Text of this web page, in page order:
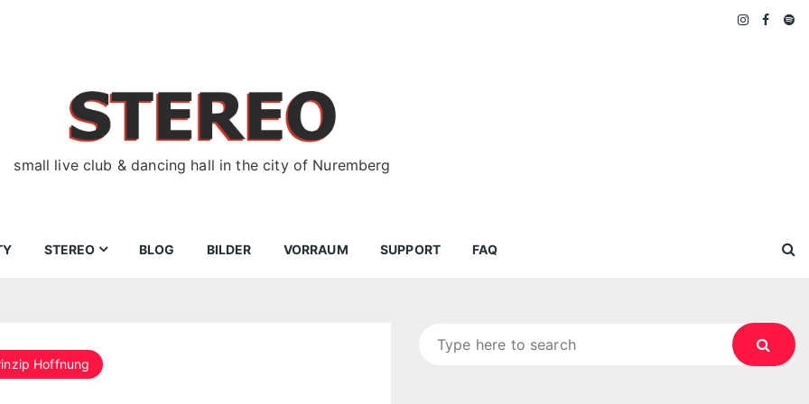
small live club & dancing hall in the city of Nuremberg
STEREO
Wegbeschreibung
BLOG BILDER VORRAUM SUPPORT FAQ
Hoffnung
for: